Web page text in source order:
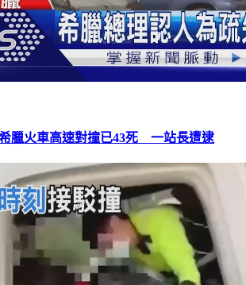
臘火車高速對撞已43死 一站長遭逮